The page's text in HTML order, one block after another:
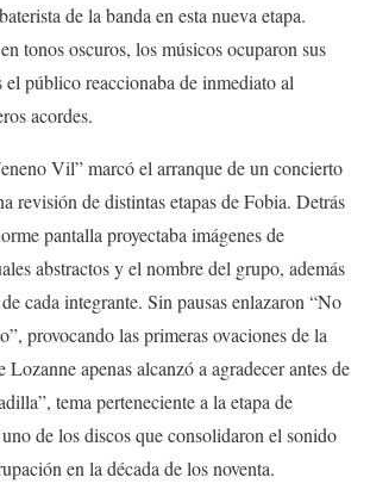
de la banda en esta nueva etapa.
tonos oscuros, los músicos ocuparon sus
el público reaccionaba de inmediato al
acordes.
Vil” marcó el arranque de un concierto
revisión de distintas etapas de Fobia. Detrás
pantalla proyectaba imágenes de
abstractos y el nombre del grupo, además
cada integrante. Sin pausas enlazaron “No
provocando las primeras ovaciones de la
apenas alcanzó a agradecer antes de
tema perteneciente a la etapa de
de los discos que consolidaron el sonido
en la década de los noventa.